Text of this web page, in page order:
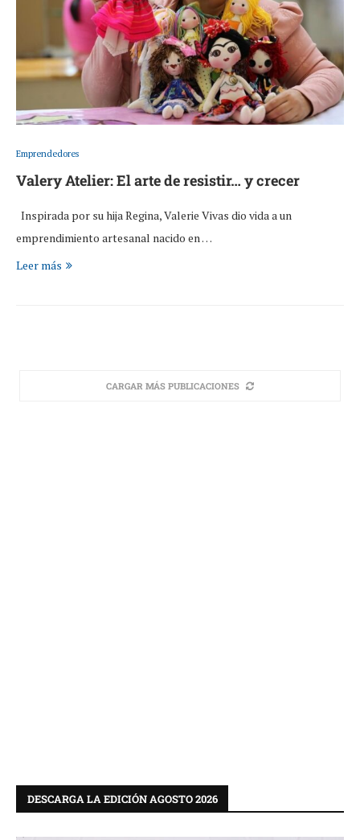
Emprendedores
Valery Atelier: El arte de resistir… y crecer
Inspirada por su hija Regina, Valerie Vivas dio vida a un
emprendimiento artesanal nacido en …
Leer más
CARGAR MÁS PUBLICACIONES
DESCARGA LA EDICIÓN AGOSTO 2026